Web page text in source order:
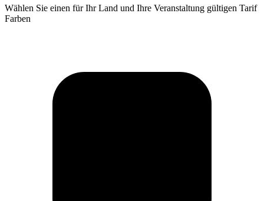
Wählen Sie einen für Ihr Land und Ihre Veranstaltung gültigen Tarif
Farben